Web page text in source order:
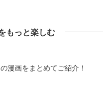
もっと楽しむ
漫画をまとめてご紹介！